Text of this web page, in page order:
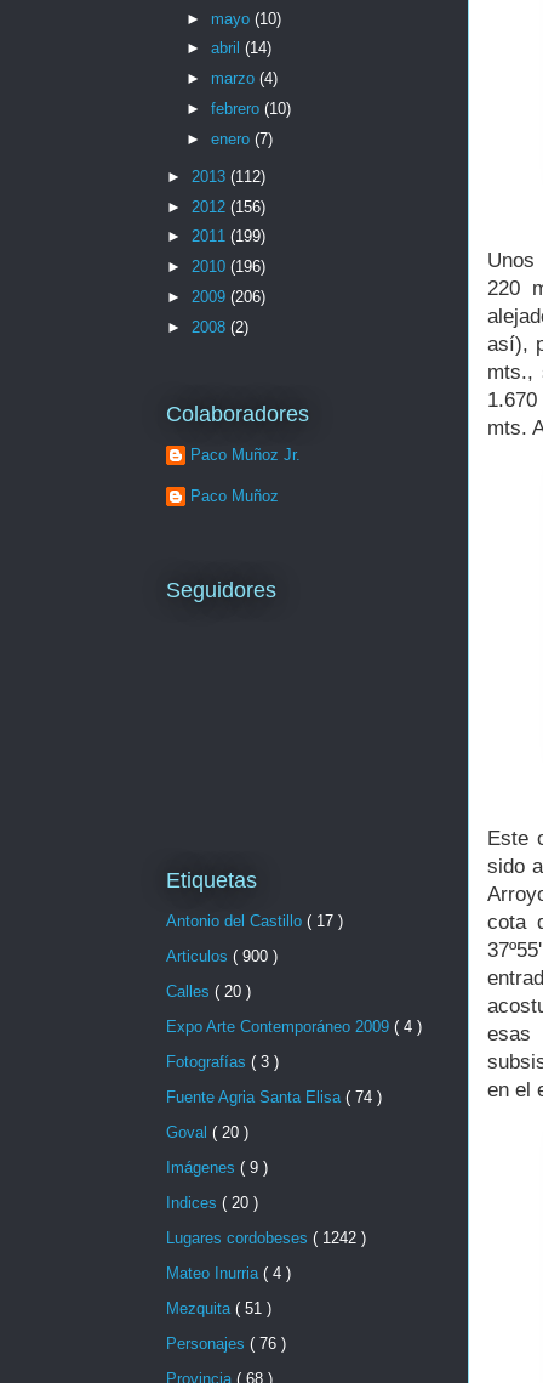
220
así),
mts.,
mts.
Este
sido
cota
esas
en el
► mayo (10)
► abril (14)
► marzo (4)
► febrero (10)
► enero (7)
► 2013 (112)
► 2012 (156)
► 2011 (199)
► 2010 (196)
► 2009 (206)
► 2008 (2)
Colaboradores
Paco Muñoz Jr.
Paco Muñoz
Seguidores
Etiquetas
Antonio del Castillo ( 17 )
Articulos ( 900 )
Calles ( 20 )
Expo Arte Contemporáneo 2009 ( 4 )
Fotografías ( 3 )
Fuente Agria Santa Elisa ( 74 )
Goval ( 20 )
Imágenes ( 9 )
Indices ( 20 )
Lugares cordobeses ( 1242 )
Mateo Inurria ( 4 )
Mezquita ( 51 )
Personajes ( 76 )
Provincia ( 68 )